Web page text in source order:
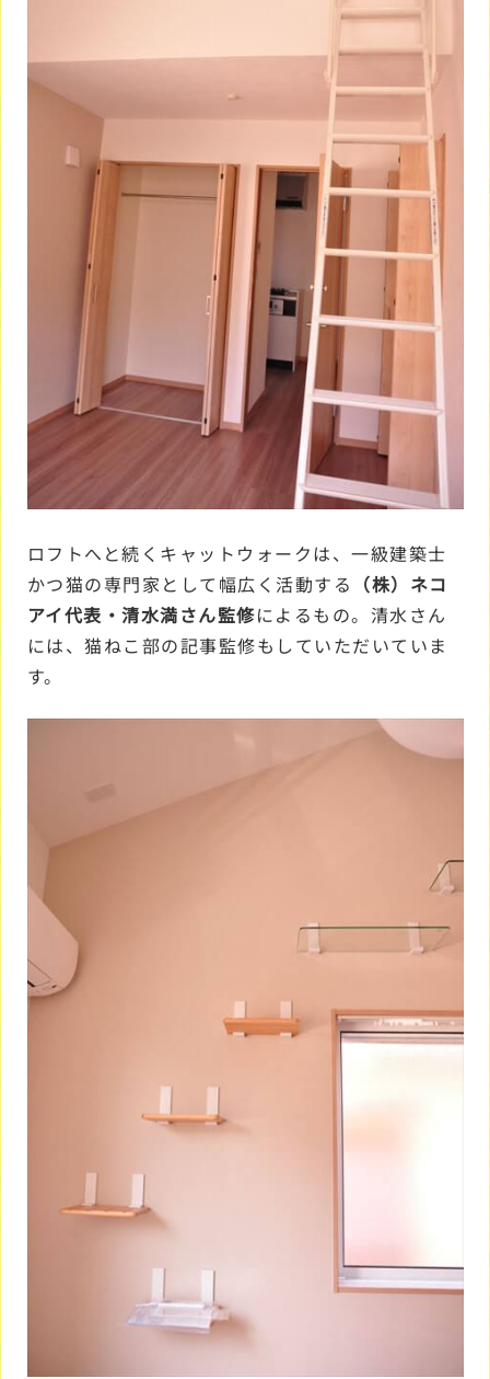
ロフトへと続くキャットウォークは、一級建築士
かつ猫の専門家として幅広く活動する （株）ネコ
アイ代表・清水満さん監修によるもの。清水さん
には、猫ねこ部の記事監修もしていただいていま
す。